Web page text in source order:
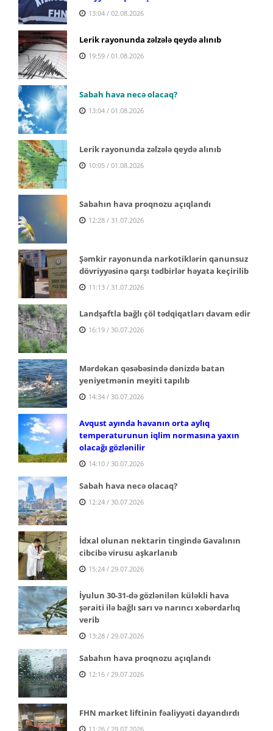
13:04 / 02.08.2026
Lerik rayonunda zəlzələ qeydə alınıb
19:59 / 01.08.2026
Sabah hava necə olacaq?
13:04 / 01.08.2026
Lerik rayonunda zəlzələ qeydə alınıb
10:05 / 01.08.2026
Sabahın hava proqnozu açıqlandı
12:28 / 31.07.2026
Şəmkir rayonunda narkotiklərin qanunsuz
dövriyyəsinə qarşı tədbirlər həyata keçirilib
11:13 / 31.07.2026
Landşaftla bağlı çöl tədqiqatları davam edir
16:19 / 30.07.2026
Mərdəkan qəsəbəsində dənizdə batan
yeniyetmənin meyiti tapılıb
14:34 / 30.07.2026
Avqust ayında havanın orta aylıq
temperaturunun iqlim normasına yaxın
olacağı gözlənilir
14:10 / 30.07.2026
Sabah hava necə olacaq?
12:24 / 30.07.2026
İdxal olunan nektarin tingində Gavalının
cibcibə virusu aşkarlanıb
15:24 / 29.07.2026
İyulun 30-31-də gözlənilən küləkli hava
şəraiti ilə bağlı sarı və narıncı xəbərdarlıq
verib
13:28 / 29.07.2026
Sabahın hava proqnozu açıqlandı
12:16 / 29.07.2026
FHN market liftinin fəaliyyəti dayandırdı
11:26 / 29.07.2026